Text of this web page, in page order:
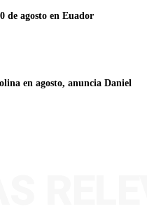
de agosto en Euador
en agosto, anuncia Daniel